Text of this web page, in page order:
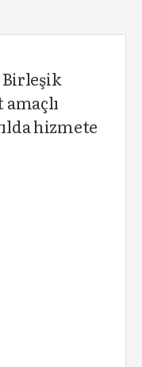
hizmete